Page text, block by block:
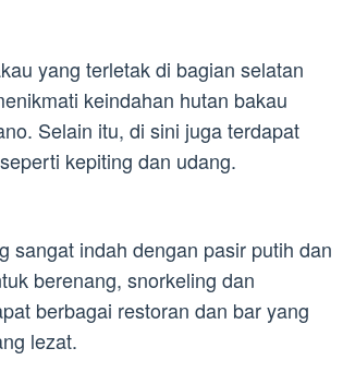
yang terletak di bagian selatan
keindahan hutan bakau
Selain itu, di sini juga terdapat
kepiting dan udang.
sangat indah dengan pasir putih dan
berenang, snorkeling dan
berbagai restoran dan bar yang
lezat.